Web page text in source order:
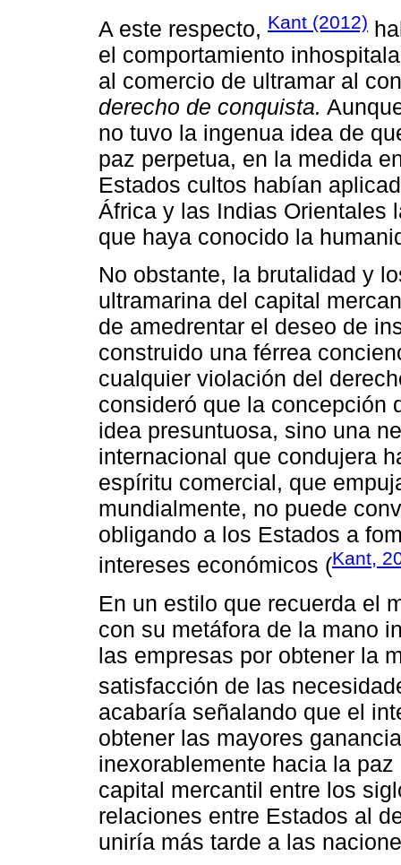
A este respecto, Kant (2012)
el comportamiento
al comercio de ultramar al
derecho de conquista.
no tuvo la ingenua idea de
paz perpetua, en la medida
Estados cultos habían
África y las Indias Orientales
que haya conocido la
No obstante, la brutalidad y
ultramarina del capital
de amedrentar el deseo de
construido una férrea
cualquier violación del
consideró que la concepción
idea presuntuosa, sino una
internacional que condujera
espíritu comercial, que
mundialmente, no puede
obligando a los Estados a
intereses económicos (Kant,
En un estilo que recuerda el
con su metáfora de la mano
las empresas por obtener la
satisfacción de las
acabaría señalando que el
obtener las mayores
inexorablemente hacia la
capital mercantil entre los
relaciones entre Estados al
uniría más tarde a las